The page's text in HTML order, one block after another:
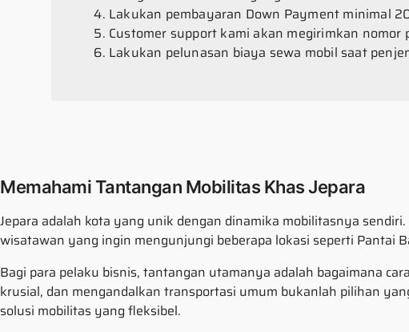
Lakukan pembayaran Down Payment minimal
Customer support kami akan megirimkan
Lakukan pelunasan biaya sewa mobil saat
Memahami Tantangan Mobilitas Khas Jepara
Jepara adalah kota yang unik dengan dinamika mobilitasnya
wisatawan yang ingin mengunjungi beberapa lokasi seperti Pantai
Bagi para pelaku bisnis, tantangan utamanya adalah bagaimana
krusial, dan mengandalkan transportasi umum bukanlah pilihan
solusi mobilitas yang fleksibel.